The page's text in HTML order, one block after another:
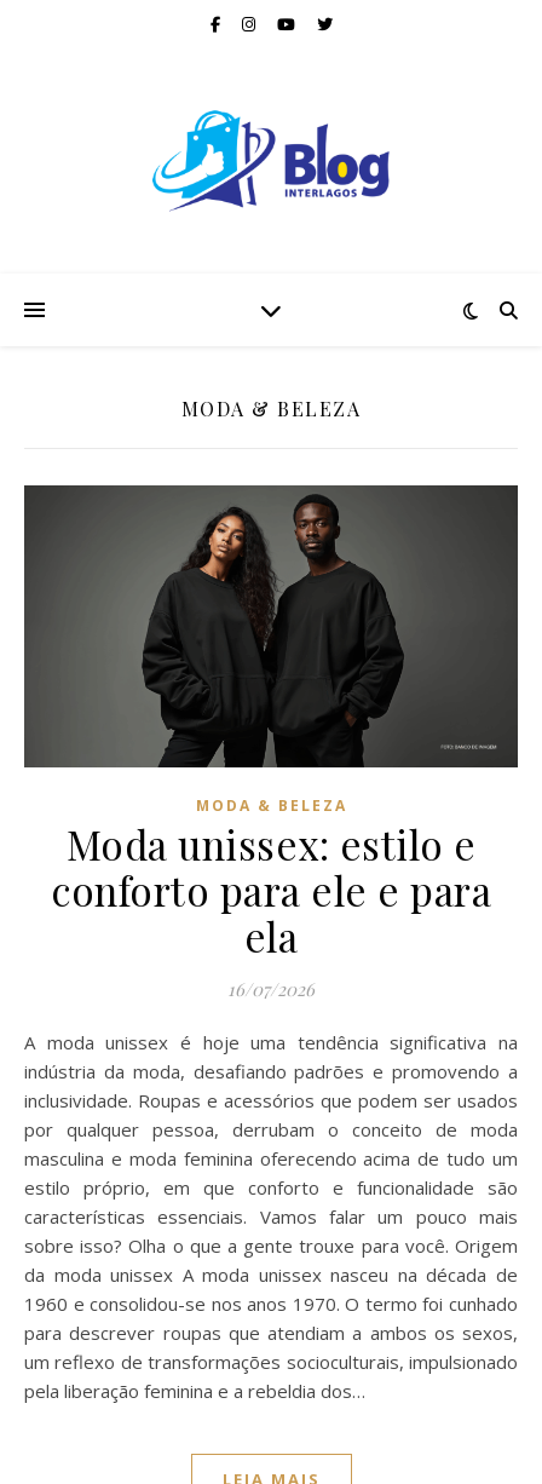
MODA & BELEZA
MODA & BELEZA
Moda unissex: estilo e
conforto para ele e para
ela
16/07/2026
A moda unissex é hoje uma tendência significativa na
indústria da moda, desafiando padrões e promovendo a
inclusividade. Roupas e acessórios que podem ser usados
por qualquer pessoa, derrubam o conceito de moda
masculina e moda feminina oferecendo acima de tudo um
estilo próprio, em que conforto e funcionalidade são
características essenciais. Vamos falar um pouco mais
sobre isso? Olha o que a gente trouxe para você. Origem
da moda unissex A moda unissex nasceu na década de
1960 e consolidou-se nos anos 1970. O termo foi cunhado
para descrever roupas que atendiam a ambos os sexos,
um reflexo de transformações socioculturais, impulsionado
pela liberação feminina e a rebeldia dos…
LEIA MAIS